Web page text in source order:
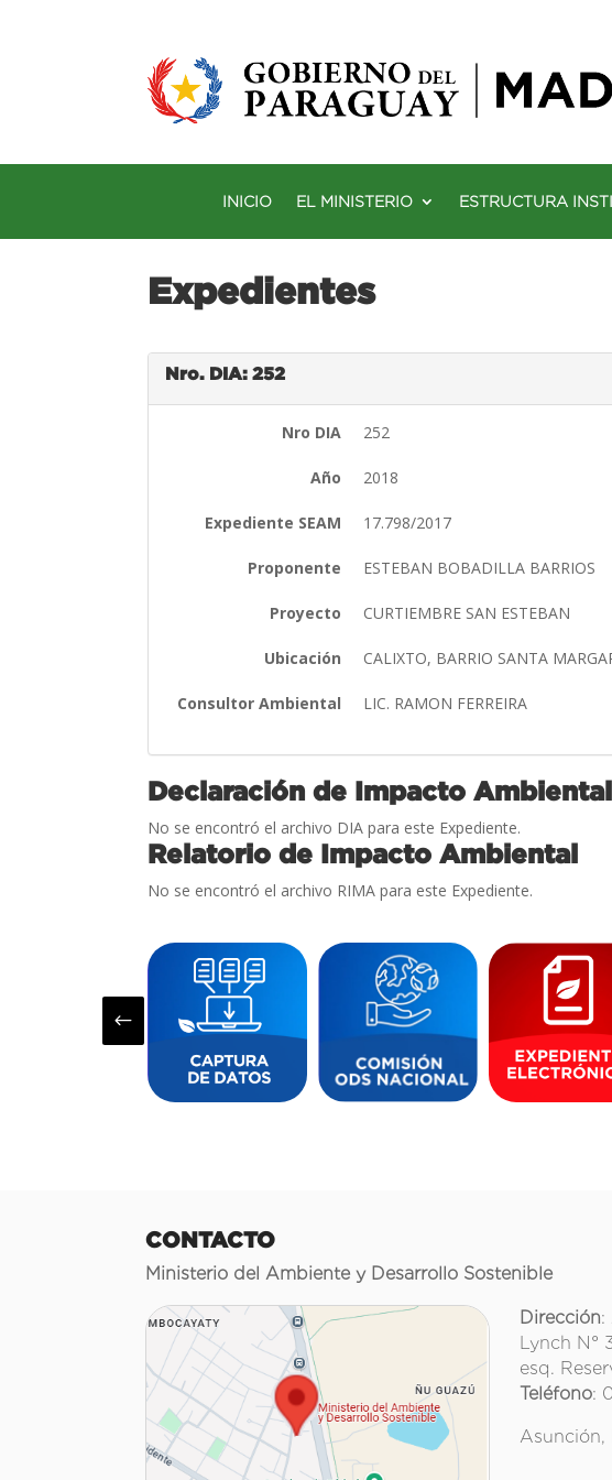
INICIO EL MINISTERIO ESTRUCTURA
Expedientes
Nro. DIA: 252
Nro DIA 252
Año 2018
Expediente SEAM 17.798/2017
Proponente ESTEBAN BOBADILLA BARRIOS
Proyecto CURTIEMBRE SAN ESTEBAN
Ubicación CALIXTO, BARRIO SANTA
Consultor Ambiental LIC. RAMON FERREIRA
Declaración de Impacto Ambiental
No se encontró el archivo DIA para este Expediente.
Relatorio de Impacto Ambiental
No se encontró el archivo RIMA para este Expediente.
#
CONTACTO
Ministerio del Ambiente y Desarrollo Sostenible
Dirección:
Lynch N°
esq.
Teléfono:
Asunción,